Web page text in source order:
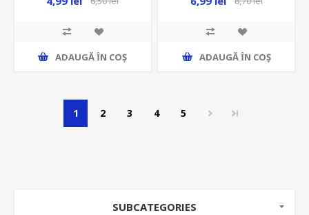
ADAUGĂ ȊN COŞ ADAUGĂ ȊN COŞ
1 2 3 4 5
SUBCATEGORIES